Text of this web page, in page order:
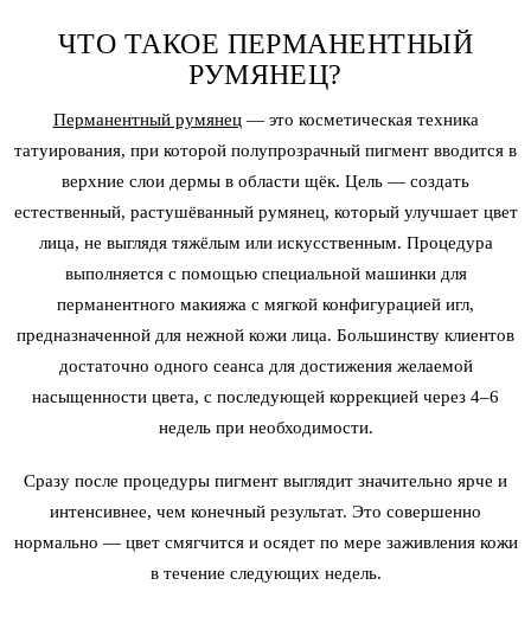
ЧТО ТАКОЕ ПЕРМАНЕНТНЫЙ
РУМЯНЕЦ?
Перманентный румянец— это косметическая техника
татуирования, при которой полупрозрачный пигмент вводится в
верхние слои дермы в области щёк. Цель — создать
естественный, растушёванный румянец, который улучшает цвет
лица, не выглядя тяжёлым или искусственным. Процедура
выполняется с помощью специальной машинки для
перманентного макияжа с мягкой конфигурацией игл,
предназначенной для нежной кожи лица. Большинству клиентов
достаточно одного сеанса для достижения желаемой
насыщенности цвета, с последующей коррекцией через 4–6
недель при необходимости.
Сразу после процедуры пигмент выглядит значительно ярче и
интенсивнее, чем конечный результат. Это совершенно
нормально — цвет смягчится и осядет по мере заживления кожи
в течение следующих недель.